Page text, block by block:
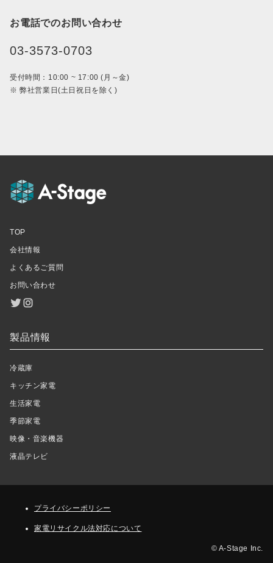
お電話でのお問い合わせ
03-3573-0703
受付時間：10:00 ~ 17:00 (月～金)
※ 弊社営業日(土日祝日を除く)
TOP
会社情報
よくあるご質問
お問い合わせ
製品情報
冷蔵庫
キッチン家電
生活家電
季節家電
映像・音楽機器
液晶テレビ
プライバシーポリシー
家電リサイクル法対応について
© A-Stage Inc.